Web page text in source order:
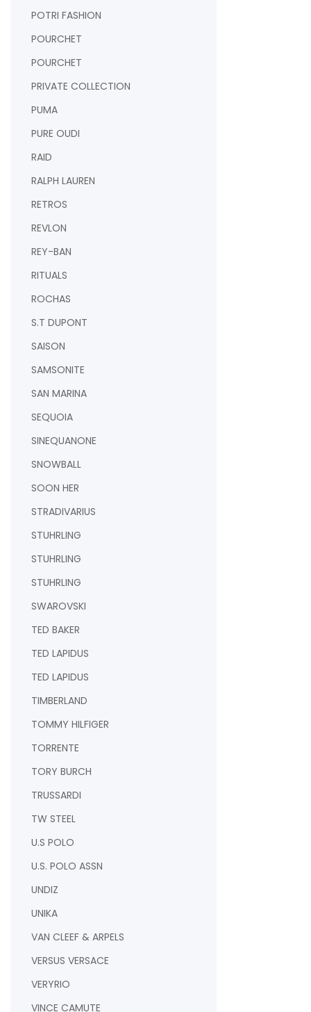
POTRI FASHION
POURCHET
POURCHET
PRIVATE COLLECTION
PUMA
PURE OUDI
RAID
RALPH LAUREN
RETROS
REVLON
REY-BAN
RITUALS
ROCHAS
S.T DUPONT
SAISON
SAMSONITE
SAN MARINA
SEQUOIA
SINEQUANONE
SNOWBALL
SOON HER
STRADIVARIUS
STUHRLING
STUHRLING
STUHRLING
SWAROVSKI
TED BAKER
TED LAPIDUS
TED LAPIDUS
TIMBERLAND
TOMMY HILFIGER
TORRENTE
TORY BURCH
TRUSSARDI
TW STEEL
U.S POLO
U.S. POLO ASSN
UNDIZ
UNIKA
VAN CLEEF & ARPELS
VERSUS VERSACE
VERYRIO
VINCE CAMUTE